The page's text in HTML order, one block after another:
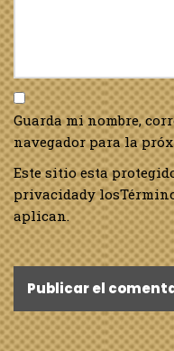
Guarda mi nombre,
navegador para la
Este sitio esta
privacidady los
aplican.